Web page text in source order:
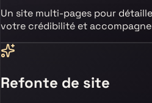
Un site multi-pages pour
votre crédibilité et
Refonte de site